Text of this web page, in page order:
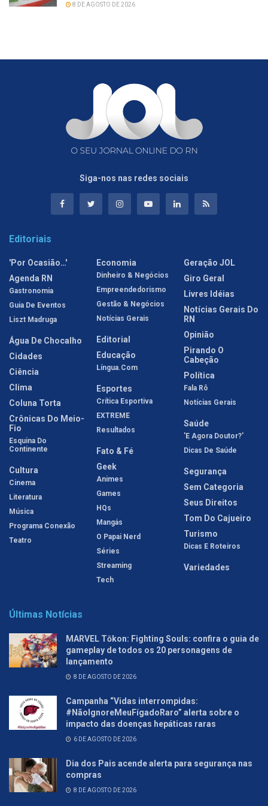
8 DE AGOSTO DE 2026
Siga-nos nas redes sociais
Editoriais
'Por Ocasião…'
Agenda RN
Gastronomia
Guia De Eventos
Liszt Madruga
Água De Chocalho
Cidades
Ciência
Clima
Coluna Torta
Crônicas Do Meio-
Fio
Esquina Do
Continente
Cultura
Cinema
Literatura
Música
Programa Conexão
Teatro
Economia
Dinheiro & Negócios
Empreendedorismo
Gestão & Negócios
Notícias Gerais
Editorial
Educação
Língua.com
Esportes
Crítica Esportiva
EXTREME
Resultados
Fato & Fé
Geek
Animes
Games
HQs
Mangás
O Papai Nerd
Séries
Streaming
Tech
Geração JOL
Giro Geral
Livres Idéias
Notícias Gerais Do
RN
Opinião
Pirando O
Cabeção
Política
Fala Rô
Notícias Gerais
Saúde
'E Agora Doutor?'
Dicas De Saúde
Segurança
Sem Categoria
Seus Direitos
Tom Do Cajueiro
Turismo
Dicas E Roteiros
Variedades
Últimas Notícias
MARVEL Tōkon: Fighting Souls: confira o guia de
gameplay de todos os 20 personagens de
lançamento
8 DE AGOSTO DE 2026
Campanha “Vidas interrompidas:
#NãoIgnoreMeuFígadoRaro” alerta sobre o
impacto das doenças hepáticas raras
6 DE AGOSTO DE 2026
Dia dos Pais acende alerta para segurança nas
compras
8 DE AGOSTO DE 2026